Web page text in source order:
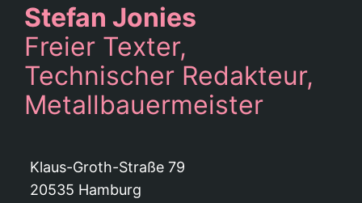
Stefan Jonies
Freier Texter,
Technischer Redakteur,
Metallbauermeister
Klaus-Groth-Straße 79
20535 Hamburg